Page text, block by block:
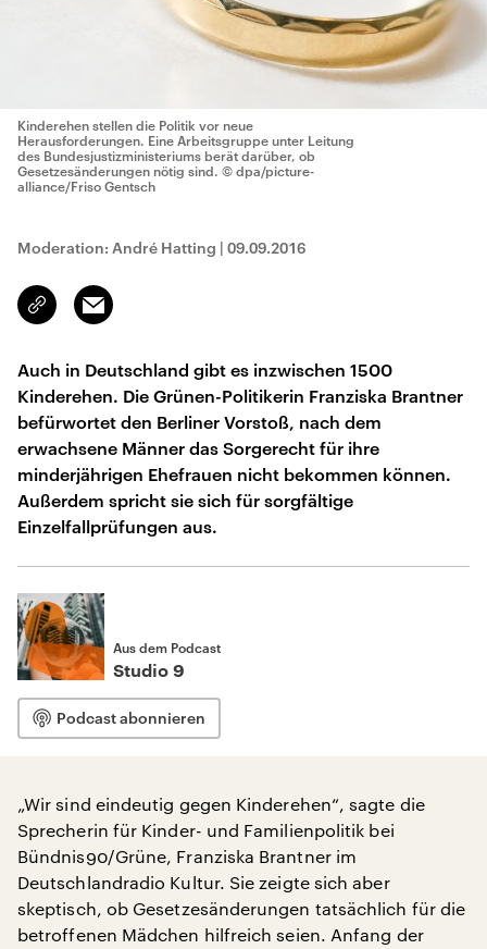
Kinderehen stellen die Politik vor neue
Herausforderungen. Eine Arbeitsgruppe unter Leitung
des Bundesjustizministeriums berät darüber, ob
Gesetzesänderungen nötig sind. © dpa/picture-
alliance/Friso Gentsch
Moderation: André Hatting | 09.09.2016
Link
kopieren/teilen
Email
Auch in Deutschland gibt es inzwischen 1500
Kinderehen. Die Grünen-Politikerin Franziska Brantner
befürwortet den Berliner Vorstoß, nach dem
erwachsene Männer das Sorgerecht für ihre
minderjährigen Ehefrauen nicht bekommen können.
Außerdem spricht sie sich für sorgfältige
Einzelfallprüfungen aus.
Aus dem Podcast
Studio 9
Podcast abonnieren
„Wir sind eindeutig gegen Kinderehen“, sagte die
Sprecherin für Kinder- und Familienpolitik bei
Bündnis90/Grüne, Franziska Brantner im
Deutschlandradio Kultur. Sie zeigte sich aber
skeptisch, ob Gesetzesänderungen tatsächlich für die
betroffenen Mädchen hilfreich seien. Anfang der